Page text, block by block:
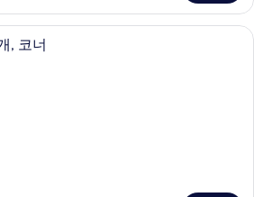
책상, 노트북 작업 공간, 다리미/다리
, 코너